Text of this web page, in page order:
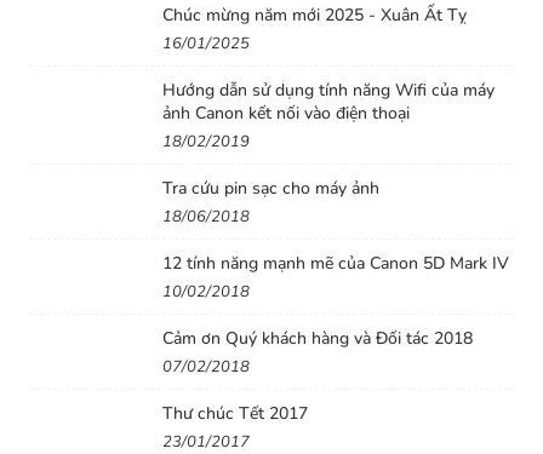
Lấy nét hơi chậm so với mong đợi, nhưng có phần nhanh
Kích thước có phần lớn hơn các ống kính có tiêu cự
50mmf1.4 khác
Chúc mừng năm mới 2025 - Xuân Ất Tỵ
16/01/2025
Hướng dẫn sử dụng tính năng Wifi của máy
ảnh Canon kết nối vào điện thoại
18/02/2019
Tra cứu pin sạc cho máy ảnh
18/06/2018
12 tính năng mạnh mẽ của Canon 5D Mark IV
10/02/2018
Cảm ơn Quý khách hàng và Đối tác 2018
07/02/2018
Thư chúc Tết 2017
23/01/2017